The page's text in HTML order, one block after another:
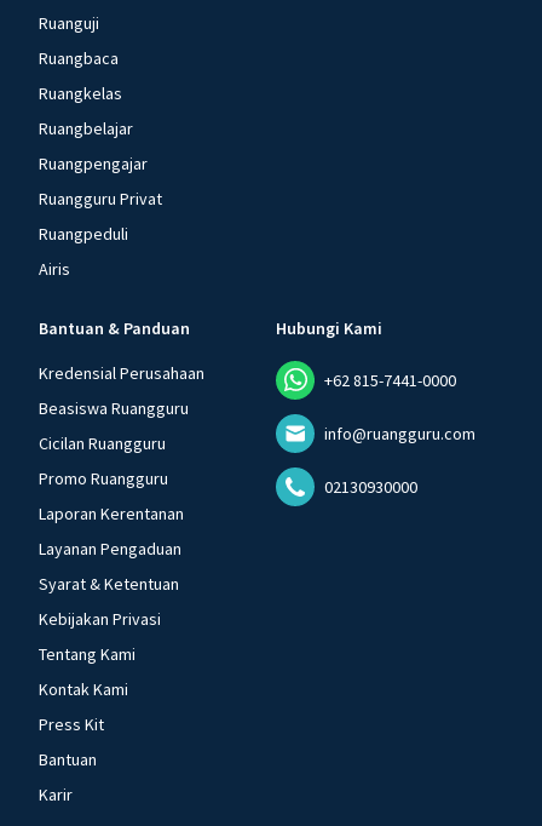
Ruanguji
Ruangbaca
Ruangkelas
Ruangbelajar
Ruangpengajar
Ruangguru Privat
Ruangpeduli
Airis
Bantuan & Panduan
Kredensial Perusahaan
Beasiswa Ruangguru
Cicilan Ruangguru
Promo Ruangguru
Laporan Kerentanan
Layanan Pengaduan
Syarat & Ketentuan
Kebijakan Privasi
Tentang Kami
Kontak Kami
Press Kit
Bantuan
Karir
Hubungi Kami
+62 815-7441-0000
info@ruangguru.com
02130930000